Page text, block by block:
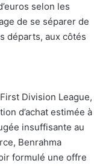
selon les
de se séparer de
départs, aux côtés
Division League,
d’achat estimée à
insuffisante au
Benrahma
formulé une offre